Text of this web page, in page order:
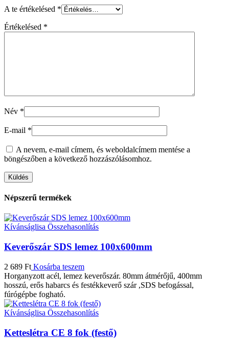
A te értékelésed *
Értékelésed *
Név *
E-mail *
A nevem, e-mail címem, és weboldalcímem mentése a
böngészőben a következő hozzászólásomhoz.
Népszerű termékek
Kívánságlisa Összehasonlítás
Keverőszár SDS lemez 100x600mm
2 689 Ft Kosárba teszem
Horganyzott acél, lemez keverőszár. 80mm átmérőjű, 400mm
hosszú, erős habarcs és festékkeverő szár ,SDS befogással,
fúrógépbe fogható.
Kívánságlisa Összehasonlítás
Ketteslétra CE 8 fok (festő)